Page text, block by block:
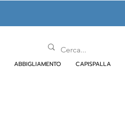
ABBIGLIAMENTO CAPISPALLA